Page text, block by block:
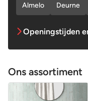
Almelo Deurne
Openingstijden
Ons assortiment